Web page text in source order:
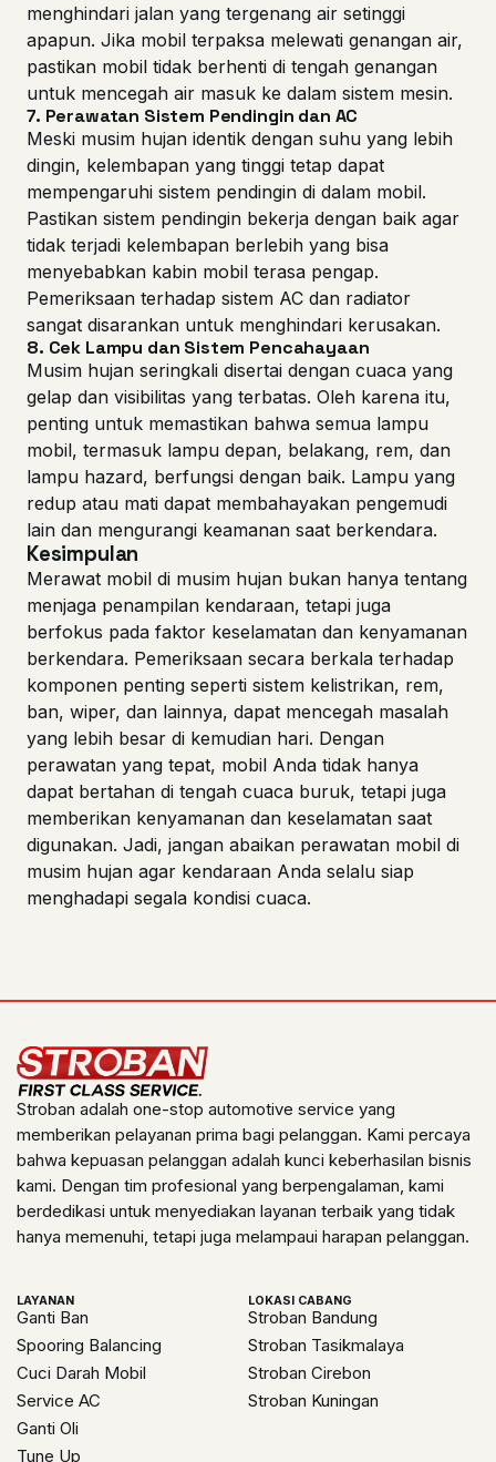
menghindari jalan yang tergenang air setinggi
apapun. Jika mobil terpaksa melewati genangan air,
pastikan mobil tidak berhenti di tengah genangan
untuk mencegah air masuk ke dalam sistem mesin.
7. Perawatan Sistem Pendingin dan AC
Meski musim hujan identik dengan suhu yang lebih
dingin, kelembapan yang tinggi tetap dapat
mempengaruhi sistem pendingin di dalam mobil.
Pastikan sistem pendingin bekerja dengan baik agar
tidak terjadi kelembapan berlebih yang bisa
menyebabkan kabin mobil terasa pengap.
Pemeriksaan terhadap sistem AC dan radiator
sangat disarankan untuk menghindari kerusakan.
8. Cek Lampu dan Sistem Pencahayaan
Musim hujan seringkali disertai dengan cuaca yang
gelap dan visibilitas yang terbatas. Oleh karena itu,
penting untuk memastikan bahwa semua lampu
mobil, termasuk lampu depan, belakang, rem, dan
lampu hazard, berfungsi dengan baik. Lampu yang
redup atau mati dapat membahayakan pengemudi
lain dan mengurangi keamanan saat berkendara.
Kesimpulan
Merawat mobil di musim hujan bukan hanya tentang
menjaga penampilan kendaraan, tetapi juga
berfokus pada faktor keselamatan dan kenyamanan
berkendara. Pemeriksaan secara berkala terhadap
komponen penting seperti sistem kelistrikan, rem,
ban, wiper, dan lainnya, dapat mencegah masalah
yang lebih besar di kemudian hari. Dengan
perawatan yang tepat, mobil Anda tidak hanya
dapat bertahan di tengah cuaca buruk, tetapi juga
memberikan kenyamanan dan keselamatan saat
digunakan. Jadi, jangan abaikan perawatan mobil di
musim hujan agar kendaraan Anda selalu siap
menghadapi segala kondisi cuaca.
Stroban adalah one-stop automotive service yang
memberikan pelayanan prima bagi pelanggan. Kami percaya
bahwa kepuasan pelanggan adalah kunci keberhasilan bisnis
kami. Dengan tim profesional yang berpengalaman, kami
berdedikasi untuk menyediakan layanan terbaik yang tidak
hanya memenuhi, tetapi juga melampaui harapan pelanggan.
LAYANAN
Ganti Ban
Spooring Balancing
Cuci Darah Mobil
Service AC
Ganti Oli
Tune Up
LOKASI CABANG
Stroban Bandung
Stroban Tasikmalaya
Stroban Cirebon
Stroban Kuningan